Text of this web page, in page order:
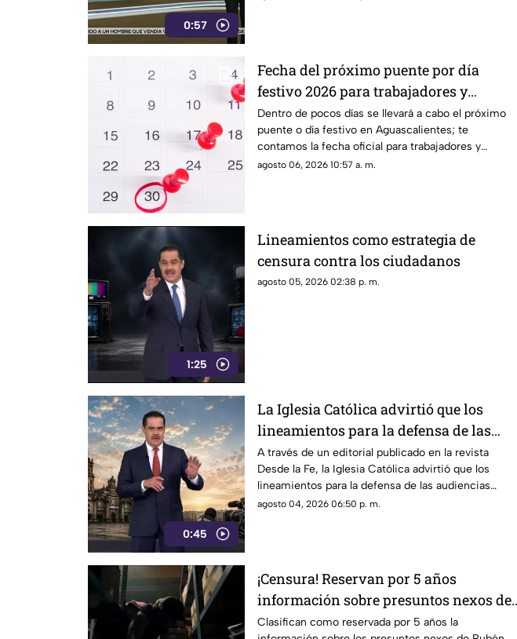
0:57
Fecha del próximo puente por día
festivo 2026 para trabajadores y
estudiantes en Aguascalientes
Dentro de pocos días se llevará a cabo el próximo
puente o día festivo en Aguascalientes; te
contamos la fecha oficial para trabajadores y
estudiantes
agosto 06, 2026 10:57 a. m.
1:25
Lineamientos como estrategia de
censura contra los ciudadanos
agosto 05, 2026 02:38 p. m.
0:45
La Iglesia Católica advirtió que los
lineamientos para la defensa de las
audiencias podrían convertirse en un
mecanismo de censura
A través de un editorial publicado en la revista
Desde la Fe, la Iglesia Católica advirtió que los
lineamientos para la defensa de las audiencias
podrían convertirse en un mecanismo de censura
agosto 04, 2026 06:50 p. m.
¡Censura! Reservan por 5 años
información sobre presuntos nexos de
Rocha Moya e Inzunza con el crimen
Clasifican como reservada por 5 años la